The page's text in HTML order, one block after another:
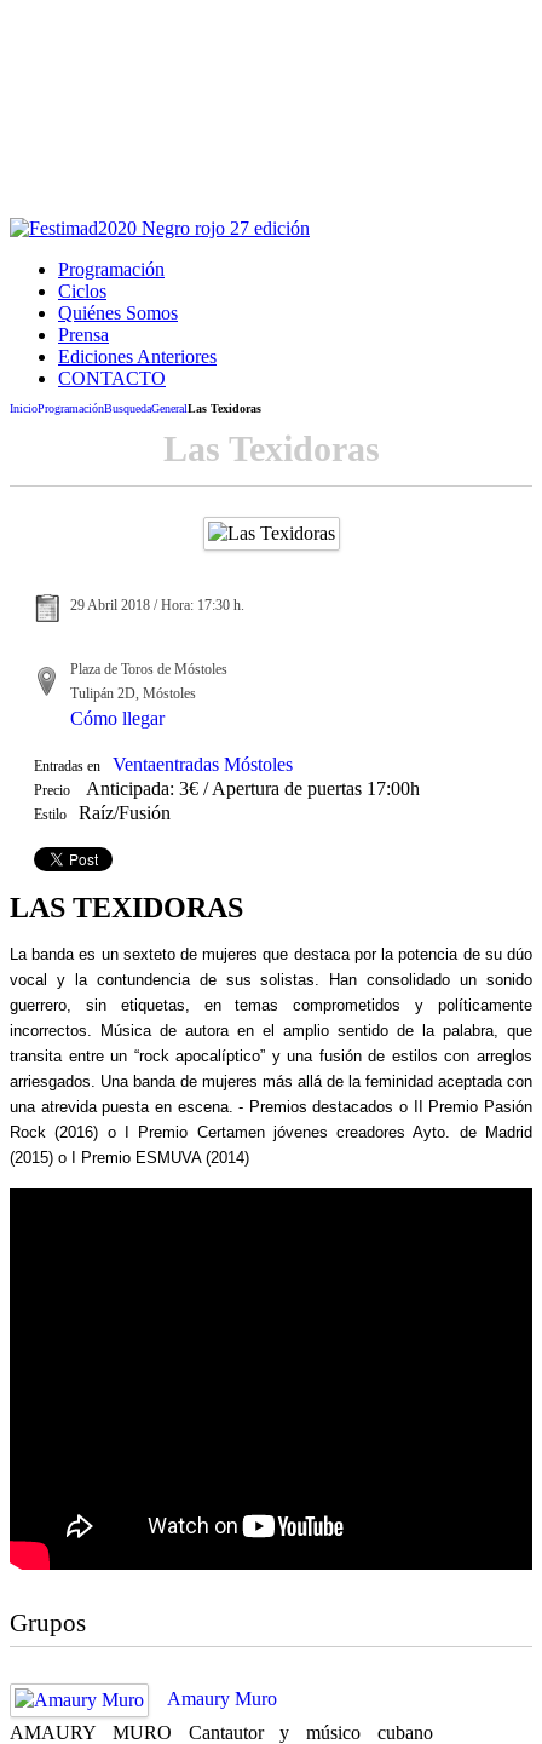
Programación
Ciclos
Quiénes Somos
Prensa
Ediciones Anteriores
CONTACTO
InicioProgramaciónBusquedaGeneralLas Texidoras
Las Texidoras
29 Abril 2018 / Hora: 17:30 h.
Plaza de Toros de Móstoles
Tulipán 2D, Móstoles
Cómo llegar
Entradas en Ventaentradas Móstoles
Precio Anticipada: 3€ / Apertura de puertas 17:00h
Estilo Raíz/Fusión
LAS TEXIDORAS
La banda es un sexteto de mujeres que destaca por la potencia de su dúo
vocal y la contundencia de sus solistas. Han consolidado un sonido
guerrero, sin etiquetas, en temas comprometidos y políticamente
incorrectos. Música de autora en el amplio sentido de la palabra, que
transita entre un “rock apocalíptico” y una fusión de estilos con arreglos
arriesgados. Una banda de mujeres más allá de la feminidad aceptada con
una atrevida puesta en escena. - Premios destacados o II Premio Pasión
Rock (2016) o I Premio Certamen jóvenes creadores Ayto. de Madrid
(2015) o I Premio ESMUVA (2014)
Grupos
Amaury Muro
AMAURY MURO Cantautor y músico cubano